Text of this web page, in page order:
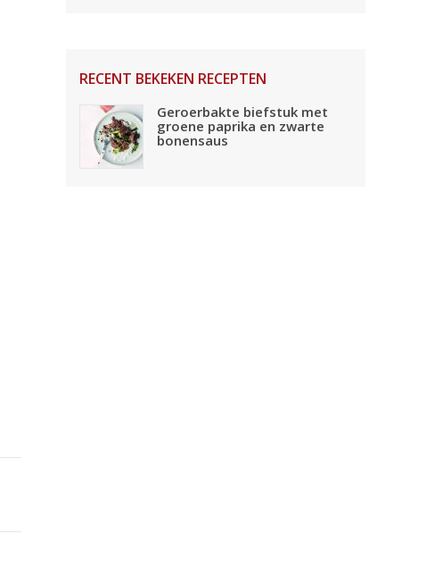
RECENT BEKEKEN RECEPTEN
Geroerbakte biefstuk met
groene paprika en zwarte
bonensaus